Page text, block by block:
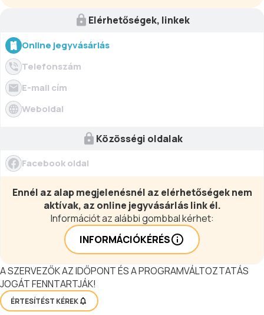
Elérhetőségek, linkek
Online jegyvásárlás
Telefonszám
E-mail cím
Weboldal
Közösségi oldalak
Facebook oldal
Ennél az alap megjelenésnél az elérhetőségek nem
aktívak, az online jegyvásárlás link él.
Információt az alábbi gombbal kérhet:
INFORMÁCIÓKÉRÉS
A SZERVEZŐK AZ IDŐPONT ÉS A PROGRAMVÁLTOZTATÁS
JOGÁT FENNTARTJÁK!
ÉRTESÍTÉST KÉREK